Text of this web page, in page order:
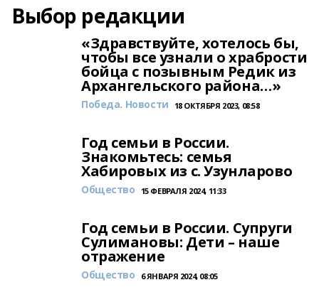
Выбор редакции
«Здравствуйте, хотелось бы,
чтобы все узнали о храбрости
бойца с позывным Редик из
Архангельского района…»
Победа. Новости 18 ОКТЯБРЯ 2023, 08:58
Год семьи в России.
Знакомьтесь: семья
Хабировых из с. Узунларово
Общество 15 ФЕВРАЛЯ 2024, 11:33
Год семьи в России. Супруги
Сулимановы: Дети – наше
отражение
Общество 6 ЯНВАРЯ 2024, 08:05